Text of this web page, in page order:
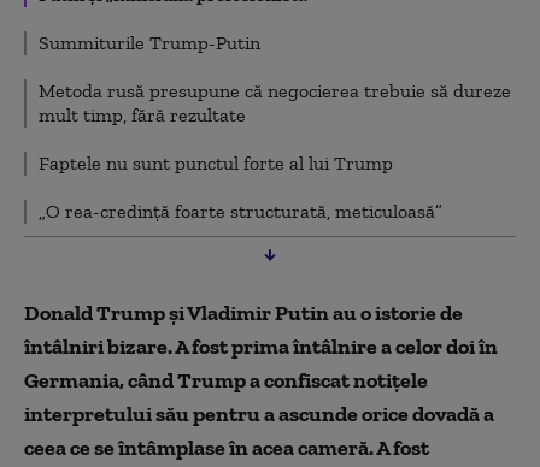
Summiturile Trump-Putin
Metoda rusă presupune că negocierea trebuie să dureze
mult timp, fără rezultate
Faptele nu sunt punctul forte al lui Trump
„O rea-credință foarte structurată, meticuloasă”
Donald Trump și Vladimir Putin au o istorie de
întâlniri bizare. A fost prima întâlnire a celor doi în
Germania, când Trump a confiscat notițele
interpretului său pentru a ascunde orice dovadă a
ceea ce se întâmplase în acea cameră. A fost